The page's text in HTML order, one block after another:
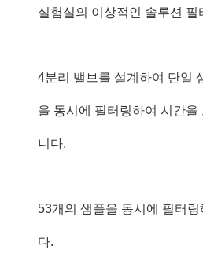
실험실의 이상적인 솔루션 필
4분리 밸브를 설계하여 단일
을 동시에 필터링하여 시간을
니다.
53개의 샘플을 동시에 필터링
다.